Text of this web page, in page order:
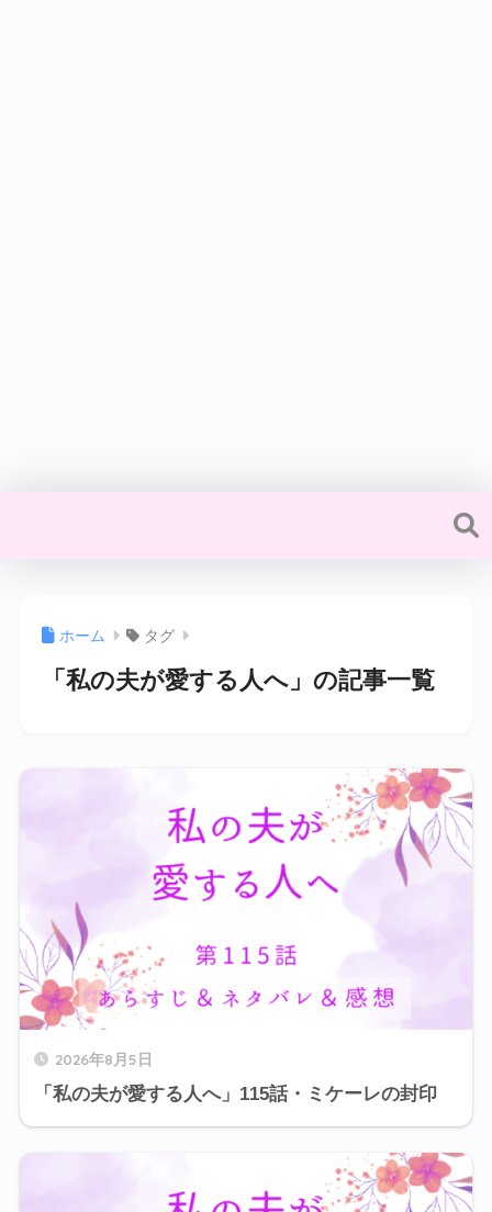
ホーム タグ
「私の夫が愛する人へ」の記事一覧
2026年8月5日
「私の夫が愛する人へ」115話・ミケーレの封印